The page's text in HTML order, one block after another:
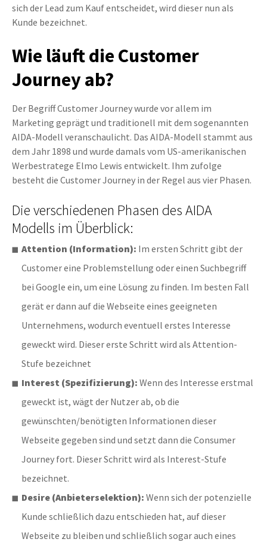
sich der Lead zum Kauf entscheidet, wird dieser nun als
Kunde bezeichnet.
Wie läuft die Customer
Journey ab?
Der Begriff Customer Journey wurde vor allem im
Marketing geprägt und traditionell mit dem sogenannten
AIDA-Modell veranschaulicht. Das AIDA-Modell stammt aus
dem Jahr 1898 und wurde damals vom US-amerikanischen
Werbestratege Elmo Lewis entwickelt. Ihm zufolge
besteht die Customer Journey in der Regel aus vier Phasen.
Die verschiedenen Phasen des AIDA
Modells im Überblick:
Attention (Information): Im ersten Schritt gibt der
Customer eine Problemstellung oder einen Suchbegriff
bei Google ein, um eine Lösung zu finden. Im besten Fall
gerät er dann auf die Webseite eines geeigneten
Unternehmens, wodurch eventuell erstes Interesse
geweckt wird. Dieser erste Schritt wird als Attention-
Stufe bezeichnet
Interest (Spezifizierung): Wenn des Interesse erstmal
geweckt ist, wägt der Nutzer ab, ob die
gewünschten/benötigten Informationen dieser
Webseite gegeben sind und setzt dann die Consumer
Journey fort. Dieser Schritt wird als Interest-Stufe
bezeichnet.
Desire (Anbieterselektion): Wenn sich der potenzielle
Kunde schließlich dazu entschieden hat, auf dieser
Webseite zu bleiben und schließlich sogar auch eines